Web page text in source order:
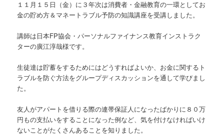
移
動
動
１１月１５日（金）に３年次は消費者・金融教育の一環としてお
金の貯め方＆マネートラブル予防の知識講座を受講しました。
講師は日本FP協会・パーソナルファイナンス教育インストラク
ターの廣江淳哉様です。
生徒達は貯蓄をするためにはどうすればよいか、お金に関するト
ラブルを防ぐ方法をグループディスカッションを通して学びまし
た。
友人がアパートを借りる際の連帯保証人になったばかりに８０万
円もの支払いをすることになった例など、気を付けなければいけ
ないことがたくさんあることを知りました。